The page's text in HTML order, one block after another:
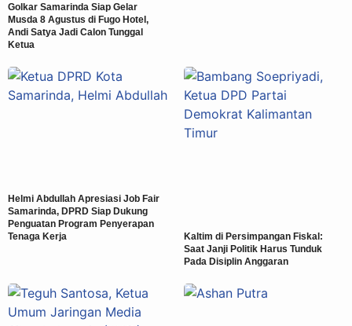
Golkar Samarinda Siap Gelar
Musda 8 Agustus di Fugo Hotel,
Andi Satya Jadi Calon Tunggal
Ketua
Helmi Abdullah Apresiasi Job Fair
Samarinda, DPRD Siap Dukung
Penguatan Program Penyerapan
Tenaga Kerja
Kaltim di Persimpangan Fiskal:
Saat Janji Politik Harus Tunduk
Pada Disiplin Anggaran